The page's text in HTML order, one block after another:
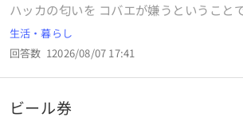
ハッカの匂いを コバエが嫌うということ
と、 コバエはいなくなりますでしょうか
果があった方がいらっしゃいましたら、
いいたします。
生活・暮らし
回答数 12026/08/07 17:41
ビール券